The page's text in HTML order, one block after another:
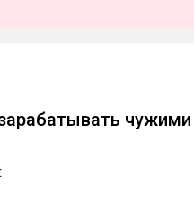
чужими